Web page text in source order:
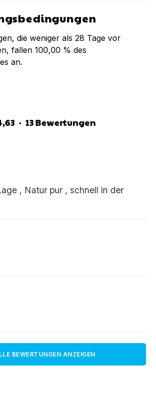
die weniger als 28 Tage vor
fallen 100,00 % des
an.
· 13Bewertungen
, Natur pur , schnell in der
BEWERTUNGEN ANZEIGEN